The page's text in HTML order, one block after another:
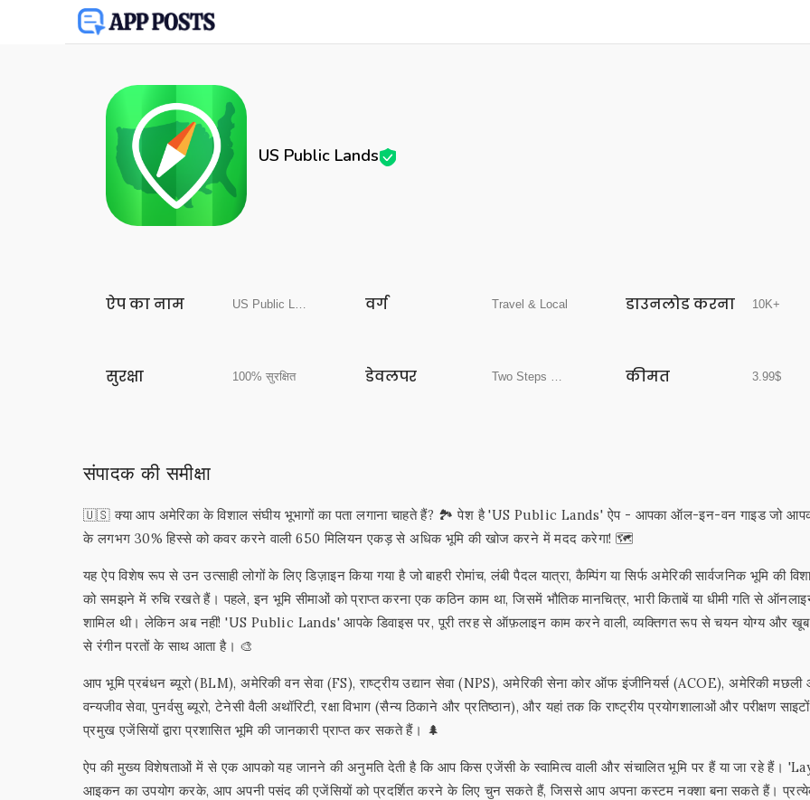
US Public Lands
ऐप का नाम US Public Lands वर्ग Travel & Local डाउनलोड करना 10K+
सुरक्षा 100% सुरक्षित डेवलपर Two Steps Beyond LLC कीमत 3.99$
संपादक की समीक्षा
🇺🇸 क्या आप अमेरिका के विशाल संघीय भूभागों का पता लगाना चाहते हैं? 🏞️ पेश है 'US Public Lands' ऐप - आपका ऑल-इन-वन गाइड जो
के लगभग 30% हिस्से को कवर करने वाली 650 मिलियन एकड़ से अधिक भूमि की खोज करने में मदद करेगा! 🗺️
यह ऐप विशेष रूप से उन उत्साही लोगों के लिए डिज़ाइन किया गया है जो बाहरी रोमांच, लंबी पैदल यात्रा, कैम्पिंग या सिर्फ अमेरिकी सार्वजनिक भूमि की
को समझने में रुचि रखते हैं। पहले, इन भूमि सीमाओं को प्राप्त करना एक कठिन काम था, जिसमें भौतिक मानचित्र, भारी किताबें या धीमी गति से
शामिल थी। लेकिन अब नहीं! 'US Public Lands' आपके डिवाइस पर, पूरी तरह से ऑफ़लाइन काम करने वाली, व्यक्तिगत रूप से चयन योग्य और
से रंगीन परतों के साथ आता है। 🎨
आप भूमि प्रबंधन ब्यूरो (BLM), अमेरिकी वन सेवा (FS), राष्ट्रीय उद्यान सेवा (NPS), अमेरिकी सेना कोर ऑफ इंजीनियर्स (ACOE), अमेरिकी
वन्यजीव सेवा, पुनर्वसु ब्यूरो, टेनेसी वैली अथॉरिटी, रक्षा विभाग (सैन्य ठिकाने और प्रतिष्ठान), और यहां तक कि राष्ट्रीय प्रयोगशालाओं और परीक्षण
प्रमुख एजेंसियों द्वारा प्रशासित भूमि की जानकारी प्राप्त कर सकते हैं। 🌲
ऐप की मुख्य विशेषताओं में से एक आपको यह जानने की अनुमति देती है कि आप किस एजेंसी के स्वामित्व वाली और संचालित भूमि पर हैं या जा रहे हैं।
आइकन का उपयोग करके, आप अपनी पसंद की एजेंसियों को प्रदर्शित करने के लिए चुन सकते हैं, जिससे आप अपना कस्टम नक्शा बना सकते हैं।